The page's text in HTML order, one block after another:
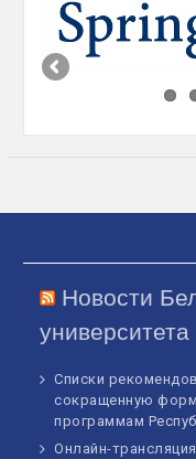
Новости
университета
Списки
сокращенную
программам
Онлайн-